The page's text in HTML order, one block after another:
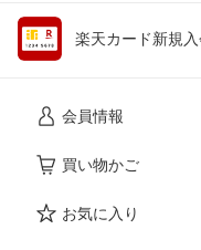
楽天カード新規
会員情報
買い物かご
お気に入り